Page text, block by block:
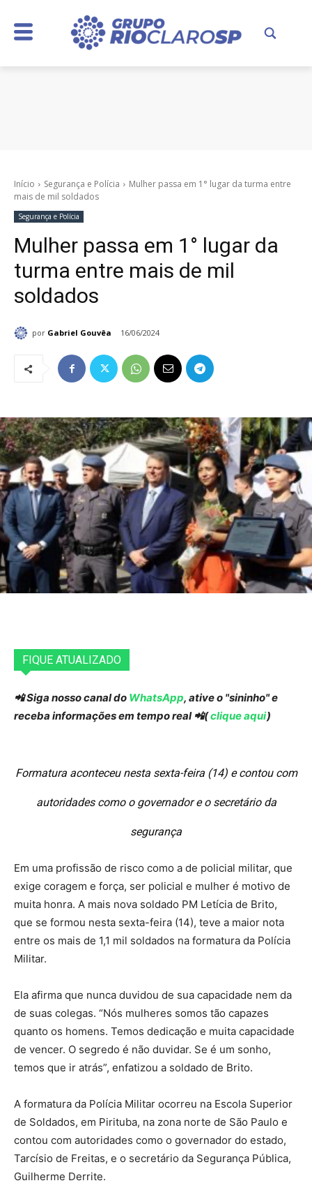
Início Segurança e Polícia
Mulher passa em 1° lugar da turma entre
mais de mil soldados
Segurança e Polícia
Mulher passa em 1° lugar da
turma entre mais de mil
soldados
por Gabriel Gouvêa 16/06/2024
FIQUE ATUALIZADO
📲 Siga nosso canal do WhatsApp, ative o "sininho" e
receba informações em tempo real 📲( clique aqui)
Formatura aconteceu nesta sexta-feira (14) e contou com
autoridades como o governador e o secretário da
segurança
Em uma profissão de risco como a de policial militar, que
exige coragem e força, ser policial e mulher é motivo de
muita honra. A mais nova soldado PM Letícia de Brito,
que se formou nesta sexta-feira (14), teve a maior nota
entre os mais de 1,1 mil soldados na formatura da Polícia
Militar.
Ela afirma que nunca duvidou de sua capacidade nem da
de suas colegas. “Nós mulheres somos tão capazes
quanto os homens. Temos dedicação e muita capacidade
de vencer. O segredo é não duvidar. Se é um sonho,
temos que ir atrás”, enfatizou a soldado de Brito.
A formatura da Polícia Militar ocorreu na Escola Superior
de Soldados, em Pirituba, na zona norte de São Paulo e
contou com autoridades como o governador do estado,
Tarcísio de Freitas, e o secretário da Segurança Pública,
Guilherme Derrite.